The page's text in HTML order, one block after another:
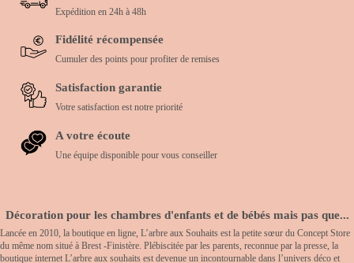
Expédition en 24h à 48h
Fidélité récompensée
Cumuler des points pour profiter de remises
Satisfaction garantie
Votre satisfaction est notre priorité
A votre écoute
Une équipe disponible pour vous conseiller
Décoration pour les chambres d'enfants et de bébés mais pas que...
Lancée en 2010, la boutique en ligne, L’arbre aux Souhaits est la petite sœur du Concept Store
du même nom situé à Brest -Finistère. Plébiscitée par les parents, reconnue par la presse, la
boutique internet L’arbre aux souhaits est devenue un incontournable dans l’univers déco et